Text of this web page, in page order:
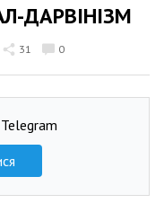
ДАРВІНІЗМ
31 0